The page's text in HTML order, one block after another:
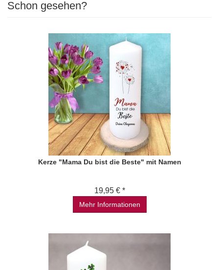
Schon gesehen?
Kerze "Mama Du bist die Beste" mit Namen
19,95 € *
Mehr Informationen